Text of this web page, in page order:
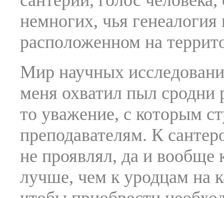
немногих, чья
расположенном на
Мир научных
меня охватил пыл сродни
то уважение, с которым
преподавателям. К
не проявлял, да и вообще
лучше, чем к уродцам на